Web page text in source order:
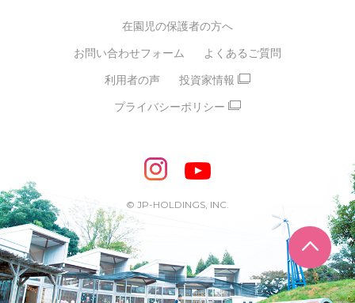
ページ
バイリンガル保育園
スポーツ保育園
モンテッソーリ式保育園
STEAMS保育・学童
えいご
めざせ！バイリンガル！
めざせ！アスリート教室
ピアノ教室♪ ドレミっこ
めざせ!HIPHOPダンサー!
輝け！チアリーダー
SDGsについて在園児の保護者の方へ
お問い合わせフォーム よくあるご質問
利用者の声 投資家情報
プライバシーポリシー
© JP-HOLDINGS, INC.